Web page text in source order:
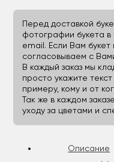
Перед доставкой
фотографии букета в
email. Если Вам букет
согласовываем с
В каждый заказ мы
просто укажите
примеру, кому и от
Так же в каждом
уходу за цветами и
Описание